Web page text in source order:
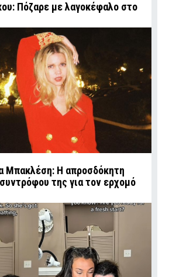
Πόζαρε με λαγοκέφαλο στο
Μπακλέση: Η απροσδόκητη
της για τον ερχομό